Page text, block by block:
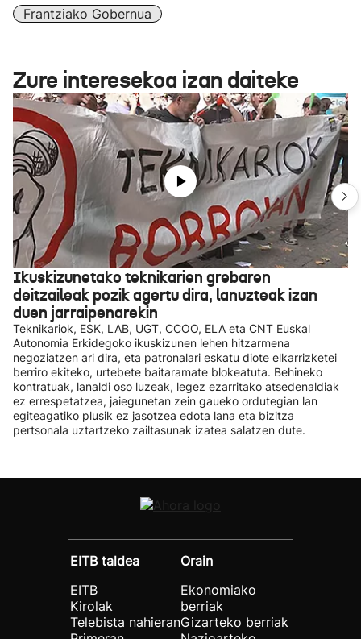
Frantziako Gobernua
Zure interesekoa izan daiteke
Ikuskizunetako teknikarien grebaren
deitzaileak pozik agertu dira, lanuzteak izan
duen jarraipenarekin
Teknikariok, ESK, LAB, UGT, CCOO, ELA eta CNT Euskal
Autonomia Erkidegoko ikuskizunen lehen hitzarmena
negoziatzen ari dira, eta patronalari eskatu diote elkarrizketei
berriro ekiteko, urtebete baitaramate blokeatuta. Behineko
kontratuak, lanaldi oso luzeak, legez ezarritako atsedenaldiak
ez errespetatzea, jaiegunetan zein gaueko ordutegian lan
egiteagatiko plusik ez jasotzea edota lana eta bizitza
pertsonala uztartzeko zailtasunak izatea salatzen dute.
EITB taldea
EITB
Kirolak
Telebista nahieran
Orain
Ekonomiako
berriak
Gizarteko berriak